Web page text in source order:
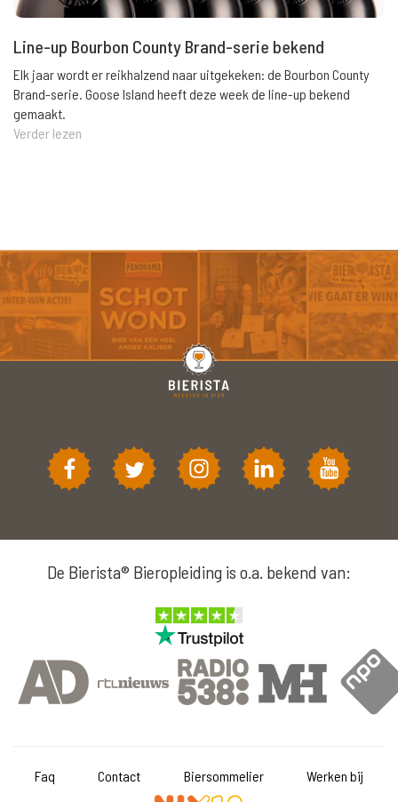
Line-up Bourbon County Brand-serie bekend
Elk jaar wordt er reikhalzend naar uitgekeken: de Bourbon County
Brand-serie. Goose Island heeft deze week de line-up bekend
gemaakt.
Verder lezen
De Bierista® Bieropleiding is o.a. bekend van:
Faq Contact Biersommelier Werken bij